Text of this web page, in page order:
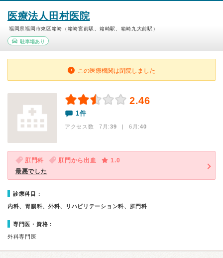
医療法人田村医院
福岡県福岡市東区箱崎（箱崎宮前駅、箱崎駅、箱崎九大前駅）
駐車場あり
この医療機関は閉院しました
2.46
1件
アクセス数 7月:39 | 6月:40
肛門科 肛門から出血
1.0
最悪でした
診療科目：
内科、胃腸科、外科、リハビリテーション科、肛門科
専門医・資格：
外科専門医